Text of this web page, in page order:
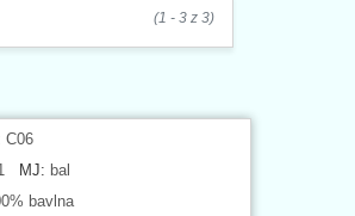
(1 - 3 z 3)
C06
MJ: bal
bavlna